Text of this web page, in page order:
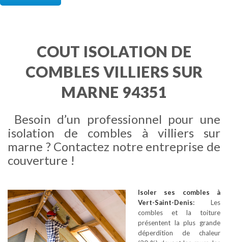
COUT ISOLATION DE
COMBLES VILLIERS SUR
MARNE 94351
Besoin d’un professionnel pour une
isolation de combles à villiers sur
marne ? Contactez notre entreprise de
couverture !
Isoler ses combles à
Vert-Saint-Denis: Les
combles et la toiture
présentent la plus grande
déperdition de chaleur